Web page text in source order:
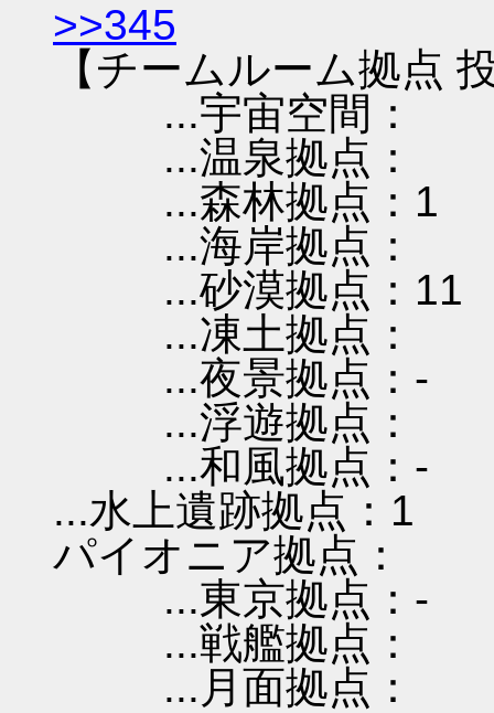
>>345
【チームルーム拠点
...宇宙空間：
...温泉拠点：
...森林拠点：1
...海岸拠点：
...砂漠拠点：11
...凍土拠点：
...夜景拠点：-
...浮遊拠点：
...和風拠点：-
...水上遺跡拠点：1
パイオニア拠点：
...東京拠点：-
...戦艦拠点：
...月面拠点：